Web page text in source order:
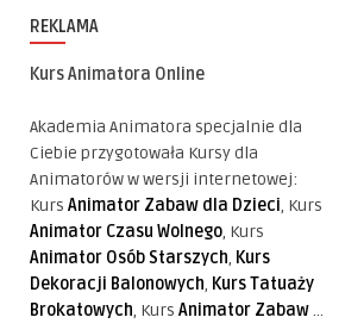
REKLAMA
Kurs Animatora Online
Akademia Animatora specjalnie dla
Ciebie przygotowała Kursy dla
Animatorów w wersji internetowej:
Kurs Animator Zabaw dla Dzieci, Kurs
Animator Czasu Wolnego, Kurs
Animator Osób Starszych, Kurs
Dekoracji Balonowych, Kurs Tatuaży
Brokatowych, Kurs Animator Zabaw...